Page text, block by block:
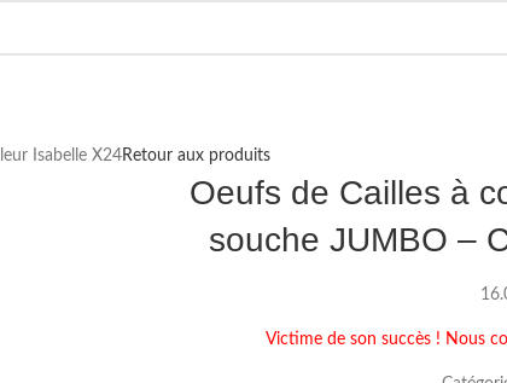
Isabelle X24Retour aux produits
Oeufs de Cailles à
souche JUMBO –
Victime de son succès ! Nous